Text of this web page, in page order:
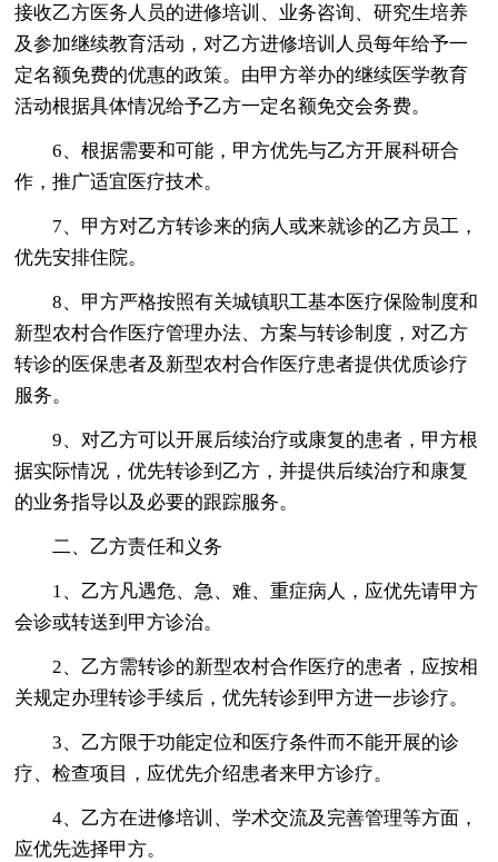
接收乙方医务人员的进修培训、业务咨询、研究生培养
及参加继续教育活动，对乙方进修培训人员每年给予一
定名额免费的优惠的政策。由甲方举办的继续医学教育
活动根据具体情况给予乙方一定名额免交会务费。
6、根据需要和可能，甲方优先与乙方开展科研合
作，推广适宜医疗技术。
7、甲方对乙方转诊来的病人或来就诊的乙方员工，
优先安排住院。
8、甲方严格按照有关城镇职工基本医疗保险制度和
新型农村合作医疗管理办法、方案与转诊制度，对乙方
转诊的医保患者及新型农村合作医疗患者提供优质诊疗
服务。
9、对乙方可以开展后续治疗或康复的患者，甲方根
据实际情况，优先转诊到乙方，并提供后续治疗和康复
的业务指导以及必要的跟踪服务。
二、乙方责任和义务
1、乙方凡遇危、急、难、重症病人，应优先请甲方
会诊或转送到甲方诊治。
2、乙方需转诊的新型农村合作医疗的患者，应按相
关规定办理转诊手续后，优先转诊到甲方进一步诊疗。
3、乙方限于功能定位和医疗条件而不能开展的诊
疗、检查项目，应优先介绍患者来甲方诊疗。
4、乙方在进修培训、学术交流及完善管理等方面，
应优先选择甲方。